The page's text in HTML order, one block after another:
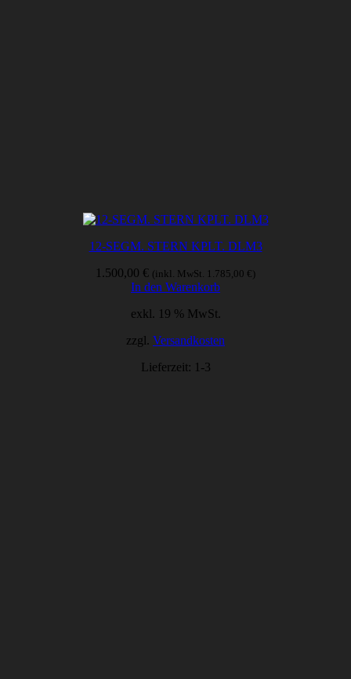
12-SEGM. STERN KPLT. DLM3
1.500,00 € (inkl. MwSt. 1.785,00 € )
In den Warenkorb
exkl. 19 % MwSt.
zzgl. Versandkosten
Lieferzeit: 1-3